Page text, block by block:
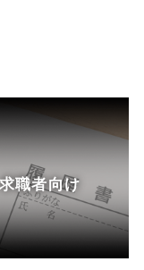
求職者向け